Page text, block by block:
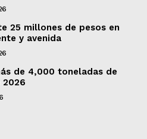
25 millones de pesos en
y avenida
de 4,000 toneladas de
2026